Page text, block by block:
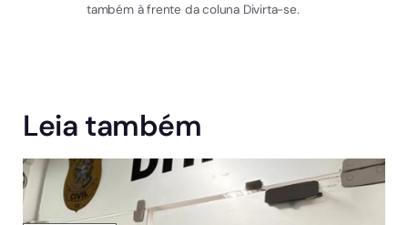
também à frente da coluna Divirta-se.
Leia também